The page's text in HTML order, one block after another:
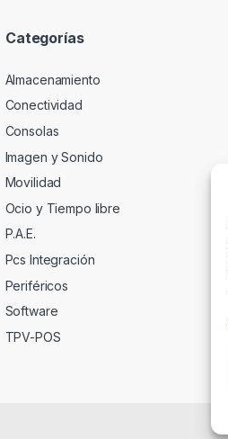
Categorías
Almacenamiento
Conectividad
Consolas
Imagen y Sonido
Movilidad
Ocio y Tiempo libre
P.A.E.
Pcs Integración
Periféricos
Software
TPV-POS